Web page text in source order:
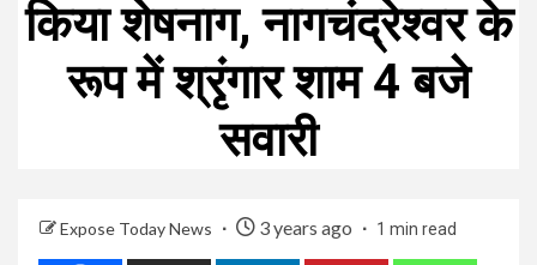
किया शेषनाग, नागचंद्रेश्वर के
रूप में श्रृंगार शाम 4 बजे
सवारी
Expose Today News 3 years ago 1 min read